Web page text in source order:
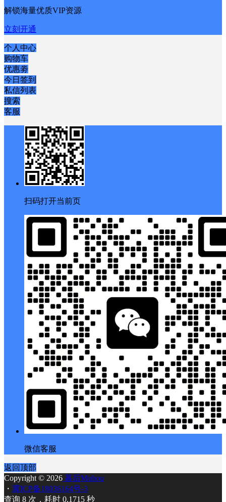
解锁海量优质VIP资源
立刻开通
个人中心
购物车
优惠劵
今日签到
私信列表
搜索
客服
扫码打开当前页
微信客服
返回顶部
Copyright © 2026 幕后Muhou
・ 冀ICP备18036164号-3
查询 8 次，耗时 0.1715 秒